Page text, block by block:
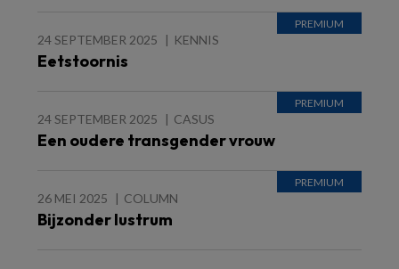
24 SEPTEMBER 2025 KENNIS
Eetstoornis
24 SEPTEMBER 2025 CASUS
Een oudere transgender vrouw
26 MEI 2025 COLUMN
Bijzonder lustrum